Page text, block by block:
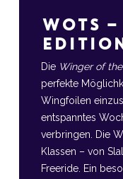
WOTS
Die Winger of
perfekte
Wingfoilen
entspanntes
verbringen. Die
Klassen – von
Freeride. Ein